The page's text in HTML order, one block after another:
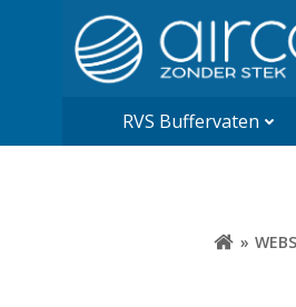
RVS Buffervaten